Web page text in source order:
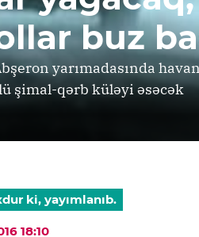
buz
yarımadasında
şimal-qərb küləyi əsəcək
ki, yayımlanıb.
18:10